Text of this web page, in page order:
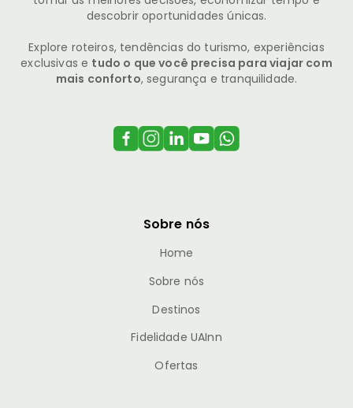
descobrir oportunidades únicas.
Explore roteiros, tendências do turismo, experiências
exclusivas e tudo o que você precisa para viajar com
mais conforto, segurança e tranquilidade.
Sobre nós
Home
Sobre nós
Destinos
Fidelidade UAInn
Ofertas